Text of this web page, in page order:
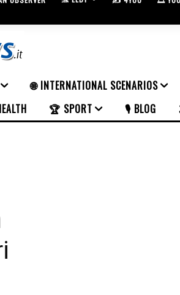
🌐 INTERNATIONAL SCENARIOS
🏆 SPORT 🎙️ BLOG